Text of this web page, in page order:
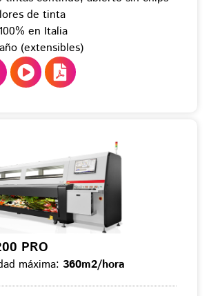
de tinta
en Italia
(extensibles)
PRO
máxima: 360m2/hora